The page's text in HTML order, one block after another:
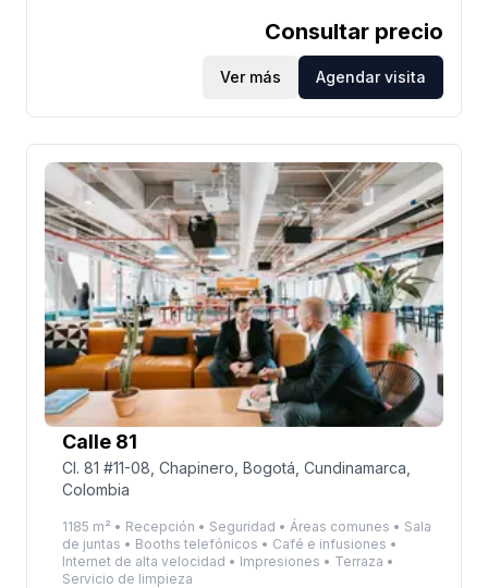
oficinas en la Calle 81 tiene todo lo que necesita
para lograr sus objetivos laborales. Conéctese con
compañeros de trabajo en nuestros ingeniosos
salones, organice una lluvia de ideas en nuestras
salas de conferencias colaborativas o finalice su
próxima estrategia en una tranquila oficina privada.
Viajar diariamente es fácil con los autobuses AK 11 y
AC 82 en la Carrera 11 a solo dos minutos a pie. El
área circundante es un punto de contacto para los
visionarios culinarios y del diseño, lo que la
convierte en una transición perfecta del trabajo al
juego. Después del trabajo, celebre las victorias del
equipo en la cervecería artesanal Statua Rota o
disfrute de un almuerzo con los clientes en el
favorito local, Abasto. Además, la proximidad al
Distrito Central de Negocios de Bogotá le ayuda a
ampliar su red de forma natural. Si está listo para
llevar su negocio al siguiente nivel, instale su oficina
en Calle 81 #11-08 hoy.
Consultar precio
Ver más Agendar visita
Calle 81
Cl. 81 #11-08, Chapinero, Bogotá, Cundinamarca,
Colombia
1185 m² • Recepción • Seguridad • Áreas comunes • Sala
de juntas • Booths telefónicos • Café e infusiones •
Internet de alta velocidad • Impresiones • Terraza •
Servicio de limpieza